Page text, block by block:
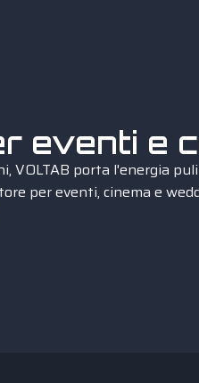
eventi e
VOLTAB porta l'energia
per eventi, cinema e